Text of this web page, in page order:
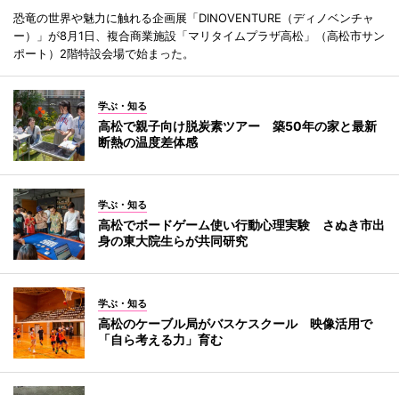
恐竜の世界や魅力に触れる企画展「DINOVENTURE（ディノベンチャ
ー）」が8月1日、複合商業施設「マリタイムプラザ高松」（高松市サン
ポート）2階特設会場で始まった。
学ぶ・知る
高松で親子向け脱炭素ツアー 築50年の家と最新
断熱の温度差体感
学ぶ・知る
高松でボードゲーム使い行動心理実験 さぬき市出
身の東大院生らが共同研究
学ぶ・知る
高松のケーブル局がバスケスクール 映像活用で
「自ら考える力」育む